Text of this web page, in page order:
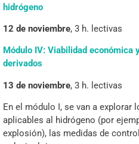
hidrógeno
12 de noviembre, 3 h. lectivas
Módulo IV: Viabilidad
derivados
13 de noviembre, 3 h. lectivas
En el módulo I, se van a
aplicables al hidrógeno (por
explosión), las medidas de